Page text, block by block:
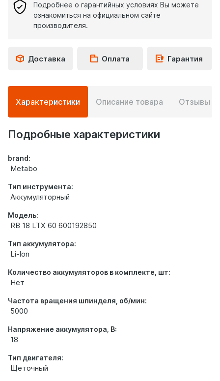
Подробнее о гарантийных условиях Вы можете
ознакомиться на официальном сайте
производителя.
Доставка Оплата Гарантия
Подробная
информация
о
товаре
Характеристики Описание товара Отзывы
Подробные характеристики
brand:
Metabo
Тип инструмента:
Аккумуляторный
Модель:
RB 18 LTX 60 600192850
Тип аккумулятора:
Li-lon
Количество аккумуляторов в комплекте, шт:
Нет
Частота вращения шпинделя, об/мин:
5000
Напряжение аккумулятора, В:
18
Тип двигателя:
Щеточный